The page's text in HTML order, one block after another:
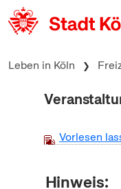
zum Inhalt springen
Leben in Köln
Vorlesen
Hinweis: